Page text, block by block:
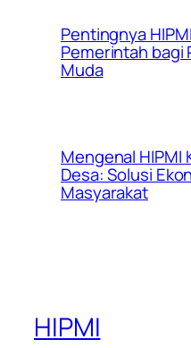
Pentingnya
Pemerintah bagi
Muda
Mengenal HIPMI
Desa: Solusi
Masyarakat
HIPMI